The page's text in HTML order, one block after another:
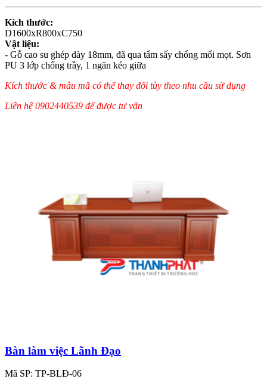
Kích thước:
D1600xR800xC750
Vật liệu:
- Gỗ cao su ghép dày 18mm, đã qua tẩm sấy chống mối mọt. Sơn
PU 3 lớp chống trầy, 1 ngăn kéo giữa
Kích thước & mẫu mã có thể thay đổi tùy theo nhu cầu sử dụng
Liên hệ 0902440539 để được tư vấn
Bàn làm việc Lãnh Đạo
Mã SP: TP-BLĐ-06